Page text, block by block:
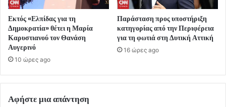
Εκτός «Ελπίδας για τη
Δημοκρατία» θέτει η Μαρία
Καρυστιανού τον Θανάση
Αυγερινό
10 ώρες ago
Παράσταση προς υποστήριξη
κατηγορίας από την Περιφέρεια
για τη φωτιά στη Δυτική Αττική
16 ώρες ago
Αφήστε μια απάντηση